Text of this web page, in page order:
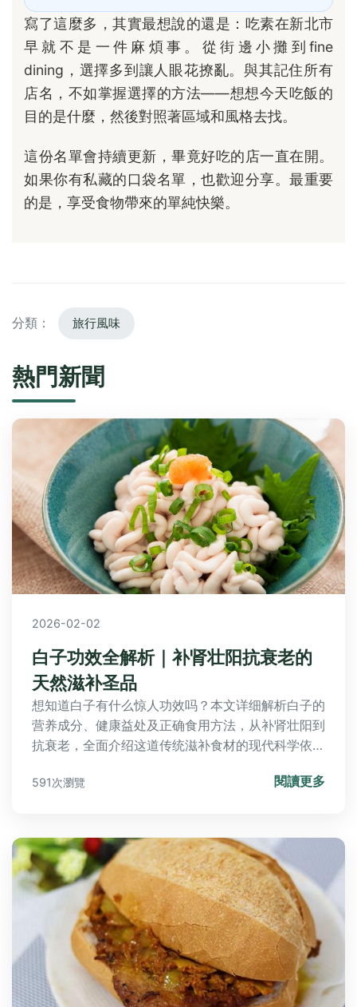
寫了這麼多，其實最想說的還是：吃素在新北市
早就不是一件麻煩事。從街邊小攤到fine
dining，選擇多到讓人眼花撩亂。與其記住所有
店名，不如掌握選擇的方法——想想今天吃飯的
目的是什麼，然後對照著區域和風格去找。
這份名單會持續更新，畢竟好吃的店一直在開。
如果你有私藏的口袋名單，也歡迎分享。最重要
的是，享受食物帶來的單純快樂。
分類： 旅行風味
熱門新聞
2026-02-02
白子功效全解析｜补肾壮阳抗衰老的
天然滋补圣品
想知道白子有什么惊人功效吗？本文详细解析白子的
营养成分、健康益处及正确食用方法，从补肾壮阳到
抗衰老，全面介绍这道传统滋补食材的现代科学依据
591次瀏覽 閱讀更多